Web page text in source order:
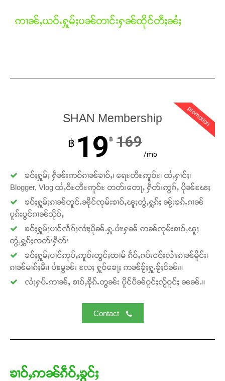
Support SHAN
တႃႇႁႂ်ႈသဵင်ၵၢင်ၸႂ်ၵူၼ်းမိူင်း ၵူႈတီႈၵူႈလႅၼ်ပေႃးတေၸွ
တ်ႇ တူဝ်ႈလုမ်ႈၾႃႉၼၼ်ႉ ၶဝ်ႈႁူမ်ႈၵမ်ႉထႅမ် ၸုမ်းၶၢ
ဝ်ႇၽူႈတွႆႇႁွၵ်ႈ လႆႈယူႇၶႃႈဢေႃႈ။
ဢၢၼ်ႇယဝ်ႉႁူမ်ႈပၼ်တၢင်းႁၼ်ထိုင်တီႈၼႆႈ
promotion
SHAN Membership
฿ 19 ฿ 169
/mo
ၶဝ်ႈႁူမ်ႈ ႁဵၼ်းဢဝ်ၵၢၼ်ၶၢဝ်ႇ၊ ရေႊတီႊဢူဝ်ႊ၊ ထႆႇႁၢင်ႈ၊
Blogger, Vlog ထႆႇဝီႊတီႊဢူဝ်ႊ တတ်းတေႃႇ ႁဵတ်းဢွၵ်ႇ ပိုၼ်ၽႄႈ
ၶဝ်ႈႁူမ်ႈၵၢၼ်တူင်ႉၼိုင်ၸုမ်းၶၢဝ်ႇၽူႈတွႆႇႁွၵ်ႈ ၼႂ်းၶၵ်ႉၵၢၼ်
ပူၵ်းပွင်ၵၢၼ်သိုဝ်ႇ
ၶဝ်ႈႁူမ်ႈပၢင်လႅၵ်ႈလၢႆႈပိုၼ်ႉႁူႉပၢႆးႁၼ် ဢၼ်ၸုမ်းၶၢဝ်ႇၽူႈ
တွႆႇႁွၵ်ႈၸတ်းႁဵတ်း
ၶဝ်ႈႁူမ်ႈပၢင်ဢုပ်ႇဢူဝ်းတွင်ႈထၢမ် ၵဵဝ်ႇၵပ်းငဝ်းလၢႆးၵၢၼ်မိူင်း၊
ၵၢၼ်မၢၵ်ႈမီး၊ ပၢႆးမွၼ်း လႄႈ ႁူဝ်ၶေႃႈ ဢၼ်ၶႂ်ႈႁူႉၶႂ်ႈငိၼ်း။
လႆႈႁပ်ႉဢၢၼ်ႇ ၶၢဝ်ႇၶိုၵ်ႉတွၼ်း ပိူင်ပဵၼ်ဝူင်ႈလႂ်ဝူင်ႈ ၼၼ်ႉ။
Contact
ၶၢဝ်ႇဢၼ်ၵဵဝ်ႇၶွင်ႈ